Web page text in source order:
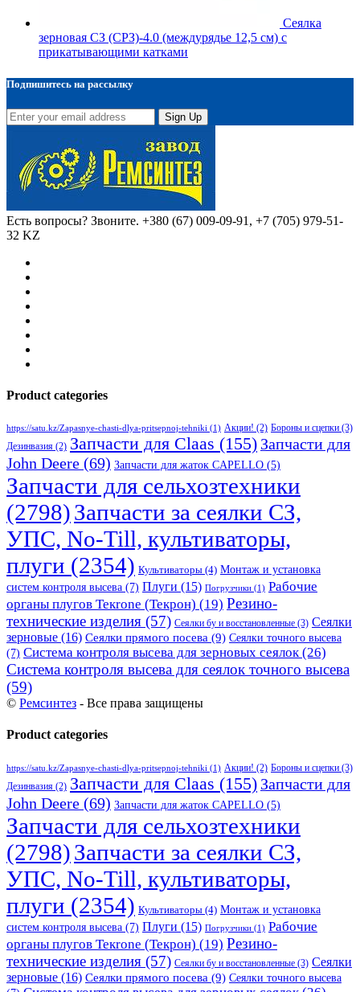
Сеялка
зерновая СЗ (СРЗ)-4.0 (междурядье 12,5 см) с
прикатывающими катками
Подпишитесь на рассылку
Sign Up
Есть вопросы? Звоните. +380 (67) 009-09-91, +7 (705) 979-51-
32 KZ
Product categories
https://satu.kz/Zapasnye-chasti-dlya-pritsepnoj-tehniki (1) Акции! (2) Бороны и сцепки (3)
Дезинвазия (2) Запчасти для Claas (155) Запчасти для
John Deere (69) Запчасти для жаток CAPELLO (5)
Запчасти для сельхозтехники
(2798)Запчасти за сеялки СЗ,
УПС, No-Till, культиваторы,
плуги (2354) Культиваторы (4) Монтаж и установка
систем контроля высева (7) Плуги (15) Погрузчики (1) Рабочие
органы плугов Текrоne (Текрон) (19) Резино-
технические изделия (57) Сеялки бу и восстановленные (3) Сеялки
зерновые (16) Сеялки прямого посева (9) Сеялки точного высева
(7) Система контроля высева для зерновых сеялок(26)
Система контроля высева для сеялок точного высева
(59)
© Ремсинтез - Все права защищены
Product categories
https://satu.kz/Zapasnye-chasti-dlya-pritsepnoj-tehniki (1) Акции! (2) Бороны и сцепки (3)
Дезинвазия (2) Запчасти для Claas (155) Запчасти для
John Deere (69) Запчасти для жаток CAPELLO (5)
Запчасти для сельхозтехники
(2798)Запчасти за сеялки СЗ,
УПС, No-Till, культиваторы,
плуги (2354) Культиваторы (4) Монтаж и установка
систем контроля высева (7) Плуги (15) Погрузчики (1) Рабочие
органы плугов Текrоne (Текрон) (19) Резино-
технические изделия (57) Сеялки бу и восстановленные (3) Сеялки
зерновые (16) Сеялки прямого посева (9) Сеялки точного высева